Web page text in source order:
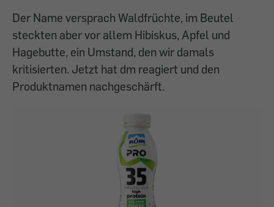
Der Name versprach Waldfrüchte, im Beutel
steckten aber vor allem Hibiskus, Apfel und
Hagebutte, ein Umstand, den wir damals
kritisierten. Jetzt hat dm reagiert und den
Produktnamen nachgeschärft.